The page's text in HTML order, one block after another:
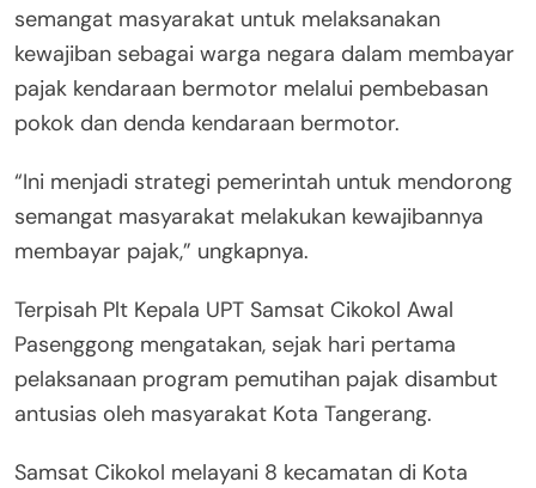
semangat masyarakat untuk melaksanakan
kewajiban sebagai warga negara dalam membayar
pajak kendaraan bermotor melalui pembebasan
pokok dan denda kendaraan bermotor.
“Ini menjadi strategi pemerintah untuk mendorong
semangat masyarakat melakukan kewajibannya
membayar pajak,” ungkapnya.
Terpisah Plt Kepala UPT Samsat Cikokol Awal
Pasenggong mengatakan, sejak hari pertama
pelaksanaan program pemutihan pajak disambut
antusias oleh masyarakat Kota Tangerang.
Samsat Cikokol melayani 8 kecamatan di Kota